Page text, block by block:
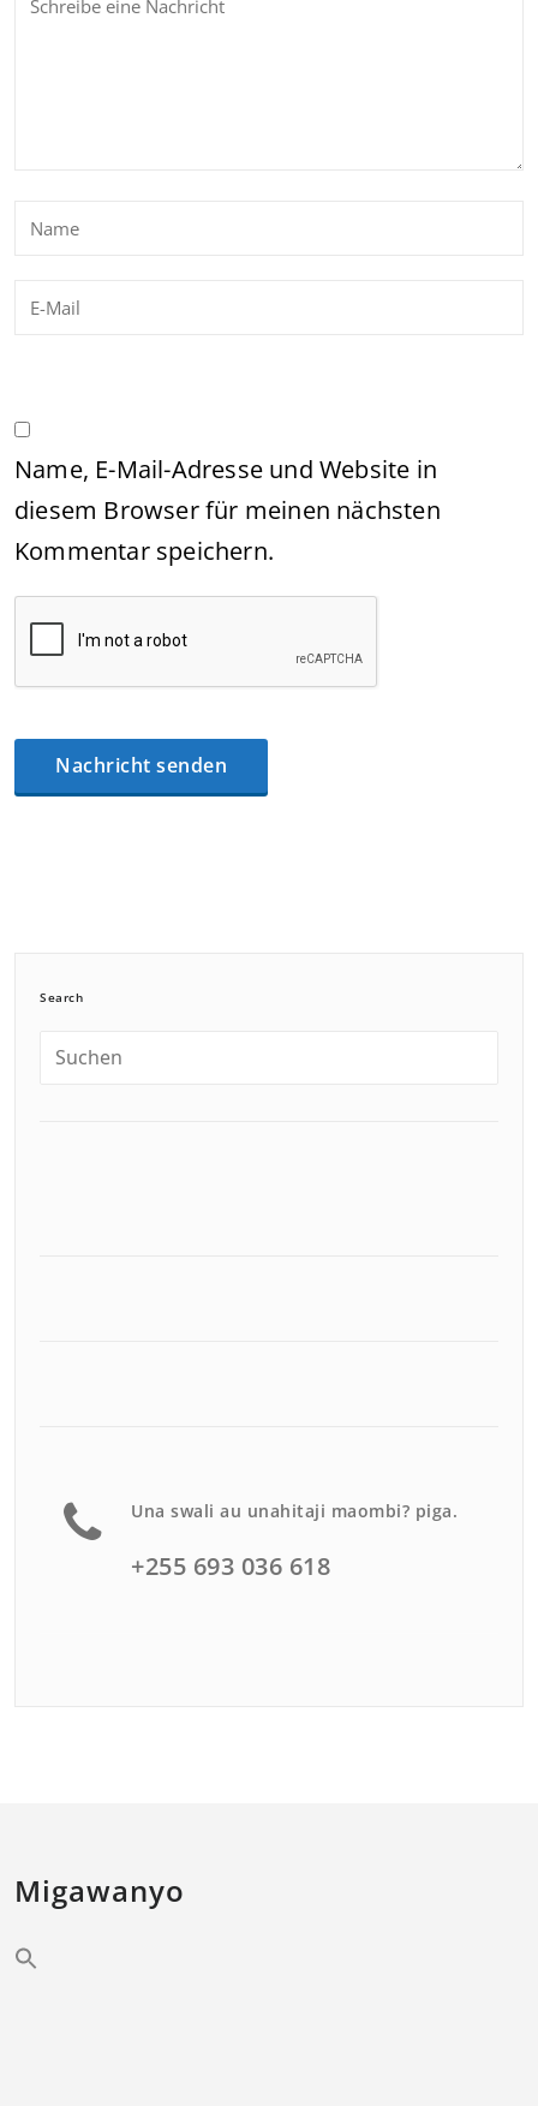
Name, E-Mail-Adresse und Website in
diesem Browser für meinen nächsten
Kommentar speichern.
Search
Una swali au unahitaji maombi? piga.
+255 693 036 618
Migawanyo